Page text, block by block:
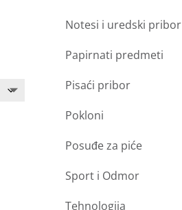
Notesi i uredski pribor
Papirnati predmeti
Pisaći pribor
Pokloni
Posuđe za piće
Sport i Odmor
Tehnologija